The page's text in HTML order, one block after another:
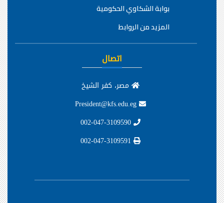
بوابة الشكاوي الحكومية
المزيد من الروابط
اتصال
مصر، كفر الشيخ